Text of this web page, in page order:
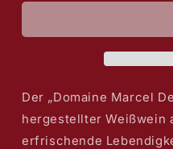
Muscat
Muscat
Der „Domaine Marcel
hergestellter Weißwein
erfrischende